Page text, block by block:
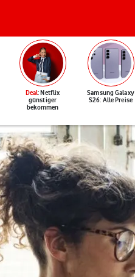
Deal: Netflix
günstiger
bekommen
Samsung Galaxy
S26: Alle Preise